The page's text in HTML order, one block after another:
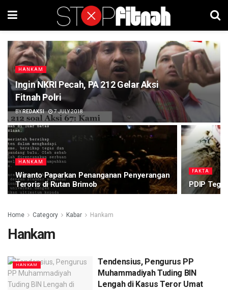
HANKAM
Ingin NKRI Pecah, PA 212 Gelar Aksi
Fitnah Polri
BYREDAKSI 7 JULY 2018
HANKAM
Wiranto Paparkan Penanganan Penyerangan
Teroris di Rutan Brimob
FAKTA
PDIP
Home Category Kabar Hankam
Hankam
HANKAM
Tendensius, Pengurus PP
Muhammadiyah Tuding BIN
Lengah di Kasus Teror Umat